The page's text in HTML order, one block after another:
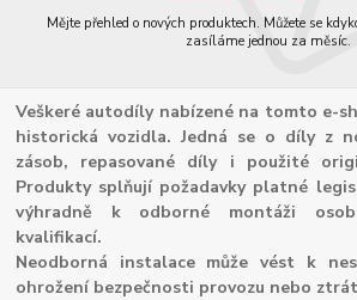
Mějte přehled o nových produktech. Můžete se
zasíláme jednou za měsíc.
Veškeré autodíly nabízené na tomto e-
historická vozidla. Jedná se o díly z
zásob, repasované díly i použité
Produkty splňují požadavky platné
výhradně k odborné montáži
kvalifikací.
Neodborná instalace může vést k
ohrožení bezpečnosti provozu nebo